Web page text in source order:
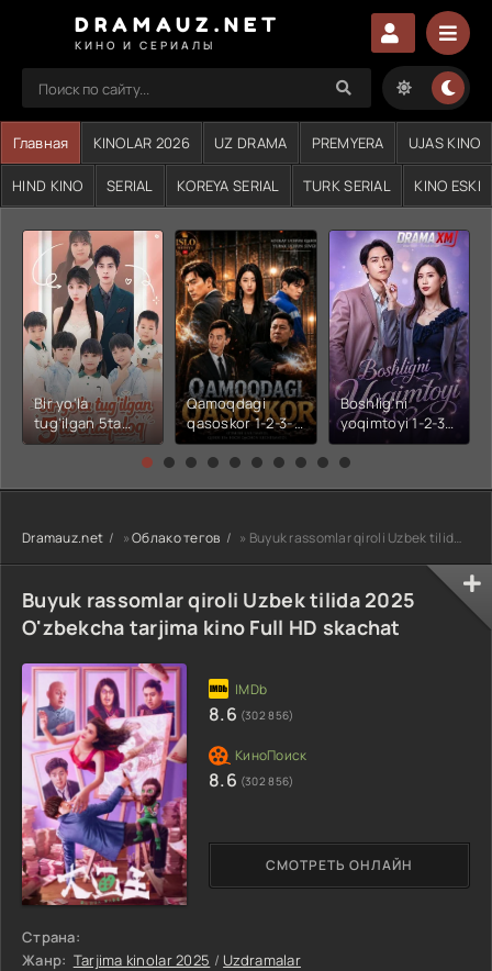
DRAMAUZ.NET
КИНО И СЕРИАЛЫ
Главная KINOLAR 2026 UZ DRAMA PREMYERA UJAS KINO
HIND KINO SERIAL KOREYA SERIAL TURK SERIAL KINO ESKI
Bir yo'la
tug'ilgan 5ta
chaqaloq 1-2-3-
seriali uzbek
tilida Barcha
skachat
Qamoqdagi
qasoskor 1-2-3-
4-5-6-7-10-20-
30-50-60-70-80-
tilida Barcha
qismlar 2026 HD
Boshlig'ni
yoqimtoyi 1-2-3-
4-5-6-7-10-20-
30-50-60-70-80-
tilida Barcha
qismlar 2026 HD
Dramauz.net »Облако тегов » Buyuk rassomlar qiroli Uzbek tilida 2025 O'zbekcha tarjima kino Full HD skachat
Buyuk rassomlar qiroli Uzbek tilida 2025
O'zbekcha tarjima kino Full HD skachat
Страна:
Жанр: Tarjima kinolar 2025 / Uzdramalar
СМОТРЕТЬ ОНЛАЙН
8.6 (302 856)
8.6 (302 856)